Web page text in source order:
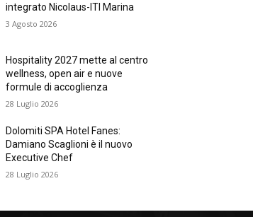
integrato Nicolaus-ITI Marina
3 Agosto 2026
Hospitality 2027 mette al centro
wellness, open air e nuove
formule di accoglienza
28 Luglio 2026
Dolomiti SPA Hotel Fanes:
Damiano Scaglioni è il nuovo
Executive Chef
28 Luglio 2026